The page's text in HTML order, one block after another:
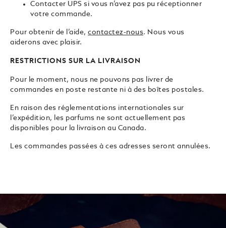
Contacter UPS si vous n’avez pas pu réceptionner
votre commande.
Pour obtenir de l’aide,contactez-nous. Nous vous
aiderons avec plaisir.
RESTRICTIONS SUR LA LIVRAISON
Pour le moment, nous ne pouvons pas livrer de
commandes en poste restante ni à des boîtes postales.
En raison des réglementations internationales sur
l’expédition, les parfums ne sont actuellement pas
disponibles pour la livraison au Canada.
Les commandes passées à ces adresses seront annulées.